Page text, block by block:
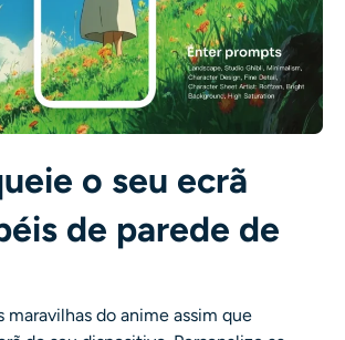
o seu ecrã
de parede de
maravilhas do anime assim que